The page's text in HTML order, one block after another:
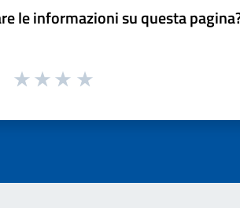
le informazioni su questa